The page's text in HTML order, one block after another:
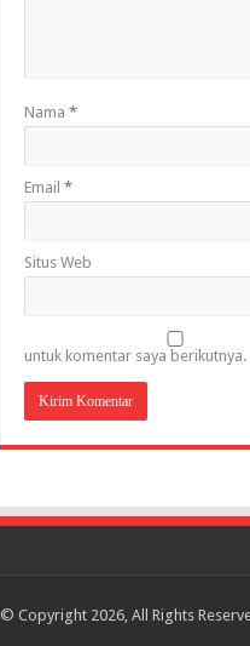
Nama *
Email *
Situs Web
untuk komentar saya berikutnya.
© Copyright 2026, All Rights